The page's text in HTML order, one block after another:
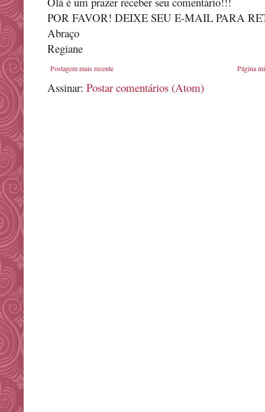
POR FAVOR! DEIXE SEU E-MAIL PARA
Abraço
Regiane
Postagem mais recente Página
Assinar: Postar comentários (Atom)